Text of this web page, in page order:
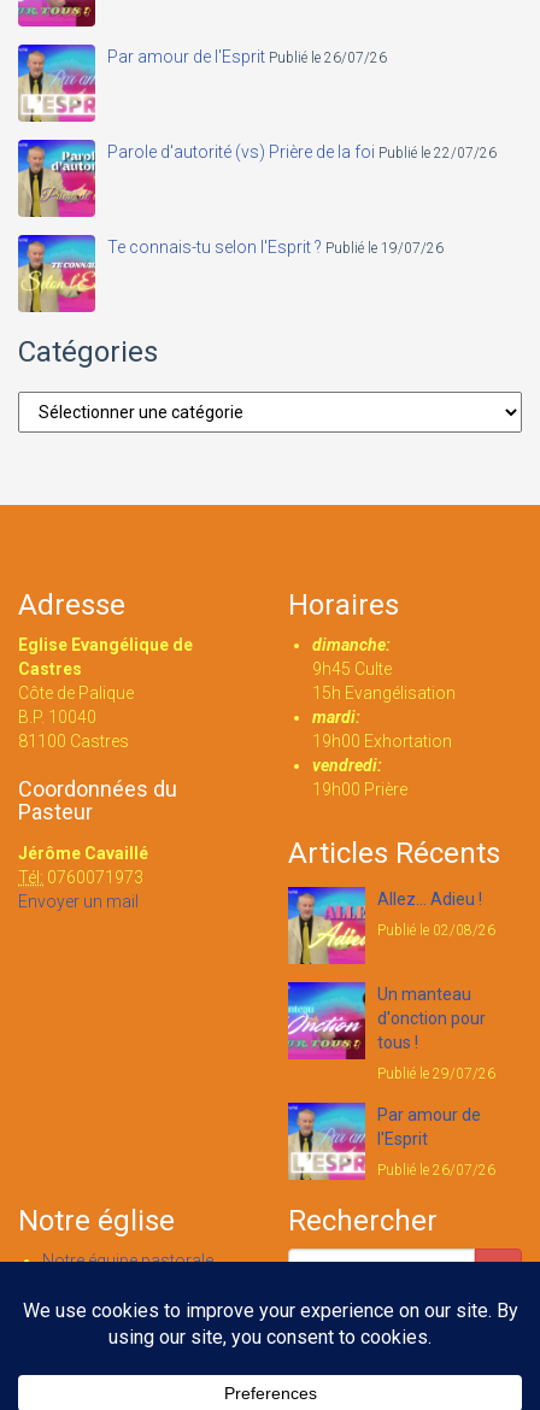
Par amour de l'Esprit Publié le 26/07/26
Parole d'autorité (vs) Prière de la foi Publié le 22/07/26
Te connais-tu selon l'Esprit ? Publié le 19/07/26
Catégories
Catégories
Adresse
Eglise Evangélique de
Castres
Côte de Palique
B.P. 10040
81100 Castres
Coordonnées du
Pasteur
Jérôme Cavaillé
Tél: 0760071973
Envoyer un mail
Horaires
dimanche:
9h45 Culte
15h Evangélisation
mardi:
19h00 Exhortation
vendredi:
19h00 Prière
Articles Récents
Allez... Adieu !
Publié le 02/08/26
Un manteau
d'onction pour
tous !
Publié le 29/07/26
Par amour de
l'Esprit
Publié le 26/07/26
Notre église
Notre équipe pastorale
Notre foi
Rechercher